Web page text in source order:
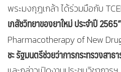
พระมงกุฎเกล้า ได้ร่วมมือกับ
เภสัชวิทยาของยาใหม่ ประจำปี 2565”
Pharmacotherapy of New
ชะ รัฐมนตรีช่วยว่าการกระทรวงสาธ